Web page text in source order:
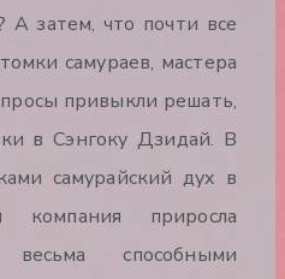
А затем, что почти все
самураев, мастера
привыкли решать,
в Сэнгоку Дзидай. В
самурайский дух в
компания приросла
способными